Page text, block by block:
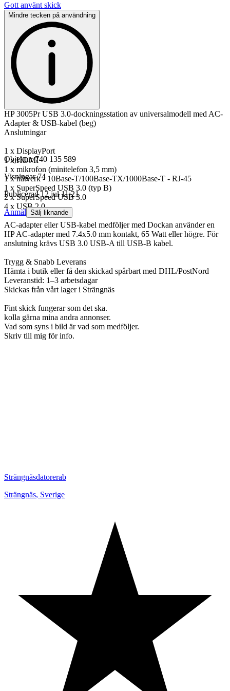
Gott använt skick
Mindre tecken på användning
HP 3005Pr USB 3.0-dockningsstation av universalmodell med AC-
Adapter & USB-kabel (beg)
Anslutningar
1 x DisplayPort
1 x HDMI
1 x mikrofon (minitelefon 3,5 mm)
1 x nätverk - 10Base-T/100Base-TX/1000Base-T - RJ-45
1 x SuperSpeed USB 3.0 (typ B)
2 x SuperSpeed USB 3.0
4 x USB 2.0
AC-adapter eller USB-kabel medföljer med Dockan använder en
HP AC-adapter med 7.4x5.0 mm kontakt, 65 Watt eller högre. För
anslutning krävs USB 3.0 USB-A till USB-B kabel.
Trygg & Snabb Leverans
Hämta i butik eller få den skickad spårbart med DHL/PostNord
Leveranstid: 1–3 arbetsdagar
Skickas från vårt lager i Strängnäs
Fint skick fungerar som det ska.
kolla gärna mina andra annonser.
Vad som syns i bild är vad som medföljer.
Skriv till mig för info.
Objektnr 740 135 589
Visningar 74
Publicerad 12 jul 11:21
Anmäl Sälj liknande
Strängnäsdatorerab
Strängnäs, Sverige